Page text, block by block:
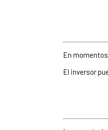
En
El inversor